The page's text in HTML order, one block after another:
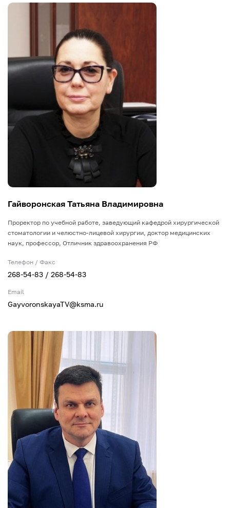
Гайворонская Татьяна Владимировна
Проректор по учебной работе, заведующий кафедрой хирургической
стоматологии и челюстно-лицевой хирургии, доктор медицинских
наук, профессор, Отличник здравоохранения РФ
Телефон / Факс
268-54-83 / 268-54-83
Email
GayvoronskayaTV@ksma.ru